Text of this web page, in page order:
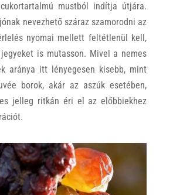
mustból indítja útjára.
nevezhető száraz szamorodni az
nyomai mellett feltétlenül kell,
is mutasson. Mivel a nemes
aránya itt lényegesen kisebb, mint
borok, akár az aszúk esetében,
jelleg ritkán éri el az előbbiekhez